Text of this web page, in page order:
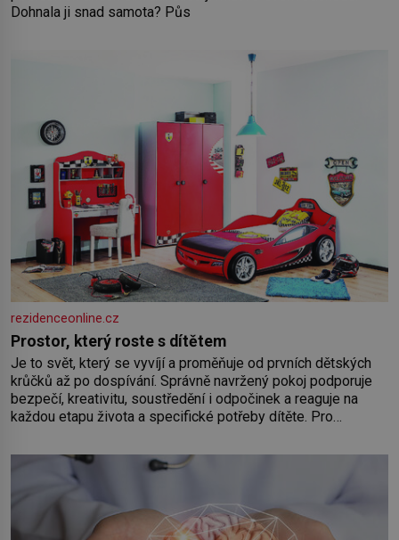
Dohnala ji snad samota? Půs
rezidenceonline.cz
Prostor, který roste s dítětem
Je to svět, který se vyvíjí a proměňuje od prvních dětských
krůčků až po dospívání. Správně navržený pokoj podporuje
bezpečí, kreativitu, soustředění i odpočinek a reaguje na
každou etapu života a specifické potřeby dítěte. Pro
by pokoj miminka měl působit především klidně a útulně.
Předškolní věk je